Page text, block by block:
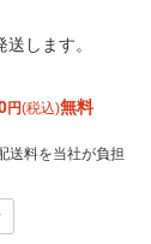
します。
円(税込)無料
送料を当社が負担